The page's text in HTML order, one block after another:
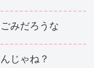
みだろうな
じゃね？